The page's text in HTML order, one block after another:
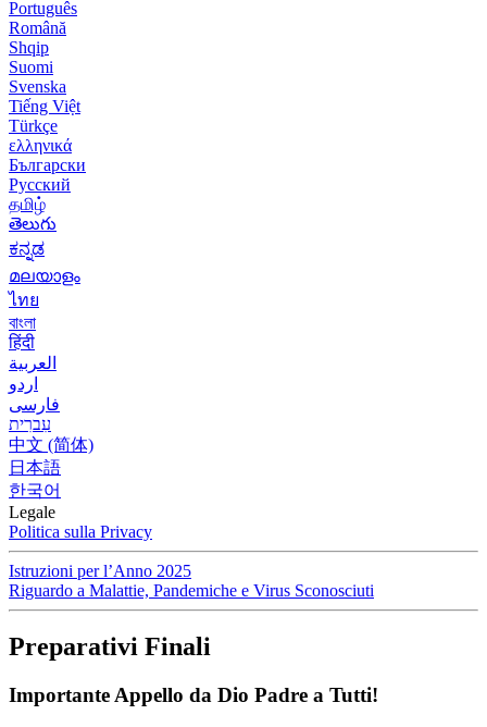
Português
Română
Shqip
Suomi
Svenska
Tiếng Việt
Türkçe
ελληνικά
Български
Русский
தமிழ்
తెలుగు
ಕನ್ನಡ
മലയാളം
ไทย
বাংলা
हिंदी
العربية
اردو
فارسی
עִברִית
中文 (简体)
日本語
한국어
Legale
Politica sulla Privacy
Istruzioni per l’Anno 2025
Riguardo a Malattie, Pandemiche e Virus Sconosciuti
Preparativi Finali
Importante Appello da Dio Padre a Tutti!